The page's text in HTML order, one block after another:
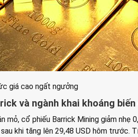
giá cao ngất ngưởng
và ngành khai khoáng
mỏ, cổ phiếu Barrick Mining giảm nhẹ
khi tăng lên 29,48 USD hôm trước.